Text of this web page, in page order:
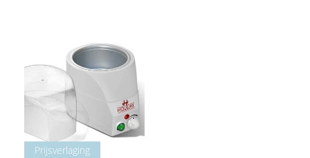
Prijsverlaging